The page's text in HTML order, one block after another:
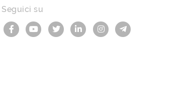
Seguici su